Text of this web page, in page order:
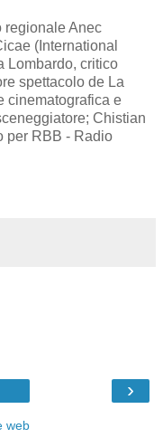
regionale Anec
(International
Lombardo, critico
spettacolo de La
cinematografica e
Chistian
per RBB - Radio
›
web